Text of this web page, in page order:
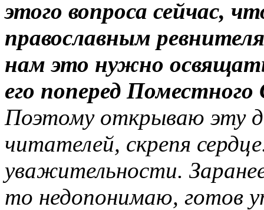
этого вопроса сейчас,
православным
нам это нужно
его поперед Поместного
Поэтому открываю эту
читателей, скрепя
уважительности.
то недопонимаю, готов